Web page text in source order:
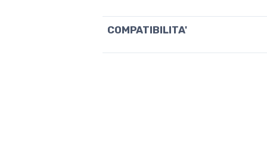
COMPATIBILITA'